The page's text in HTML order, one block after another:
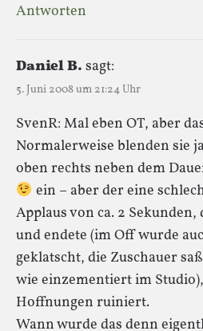
Antworten
Daniel B. sagt:
5. Juni 2008 um 21:24 Uhr
SvenR: Mal eben OT, aber
Normalerweise blenden sie
oben rechts neben dem
ein – aber der eine
Applaus von ca. 2
und endete (im Off wurde
geklatscht, die Zuschauer
wie einzementiert im
Hoffnungen ruiniert.
Wann wurde das denn